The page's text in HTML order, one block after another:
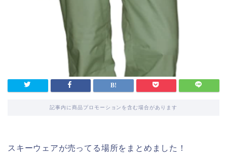
記事内に商品プロモーションを含む場合があります
スキーウェアが売ってる場所をまとめました！